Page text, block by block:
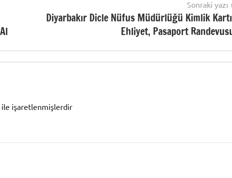
Sonraki yazı
Diyarbakır Dicle Nüfus Müdürlüğü Kimlik
Ehliyet, Pasaport
ile işaretlenmişlerdir